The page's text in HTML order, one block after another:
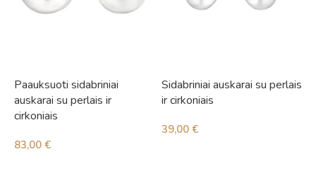
Paauksuoti sidabriniai
auskarai su perlais ir
cirkoniais
83,00 €
Sidabriniai auskarai su perlais
ir cirkoniais
39,00 €